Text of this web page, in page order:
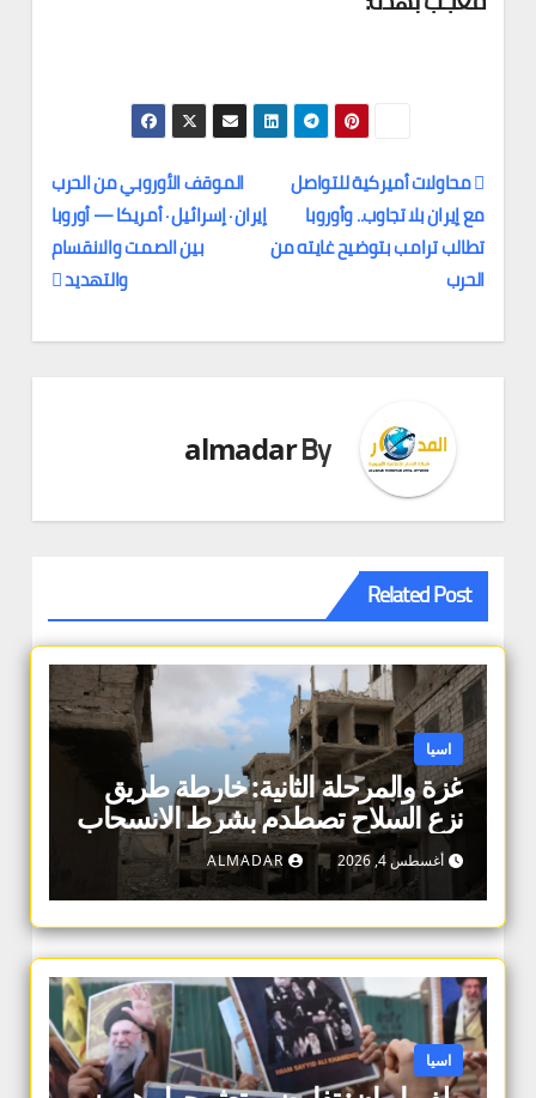
تصفّح
المقالات
الموقف الأوروبي من الحرب
إيران · إسرائيل · أمريكا — أوروبا
بين الصمت والانقسام
والتهديد
محاولات أميركية للتواصل
مع إيران بلا تجاوب.. وأوروبا
تطالب ترامب بتوضيح غايته من
الحرب
By
almadar
Related Post
اسيا
غزة والمرحلة الثانية: خارطة طريق
نزع السلاح تصطدم بشرط الانسحاب
أغسطس 4, 2026 ALMADAR
اسيا